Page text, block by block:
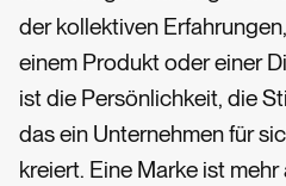
der kollektiven
einem Produkt oder einer
ist die Persönlichkeit, die
das ein Unternehmen für
kreiert. Eine Marke ist